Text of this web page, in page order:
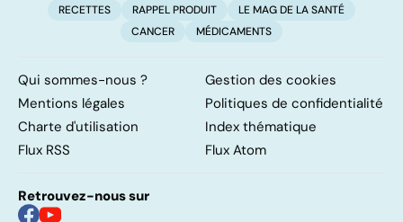
RECETTES RAPPEL PRODUIT
LE MAG DE LA SANTÉ
CANCER
MÉDICAMENTS
Qui sommes-nous ?
Gestion des cookies
Mentions légales
Politiques de confidentialité
Charte d'utilisation
Index thématique
Flux RSS
Flux Atom
Retrouvez-nous sur